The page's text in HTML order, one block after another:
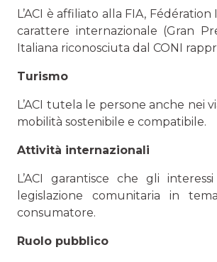
L’ACI è affiliato alla FIA,
carattere internazionale (Gran
Italiana riconosciuta dal CONI
Turismo
L’ACI tutela le persone anche nei
mobilità sostenibile e compatibile.
Attività internazionali
L’ACI garantisce che gli
legislazione comunitaria in
consumatore.
Ruolo pubblico